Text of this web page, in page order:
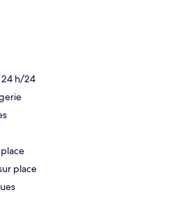
h/24
place